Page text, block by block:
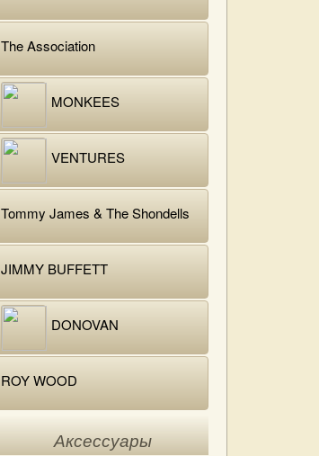
The Association
MONKEES
VENTURES
Tommy James & The Shondells
JIMMY BUFFETT
DONOVAN
ROY WOOD
Аксессуары